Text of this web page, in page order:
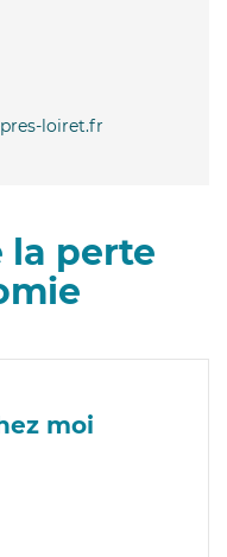
loiret.fr
la perte
moi